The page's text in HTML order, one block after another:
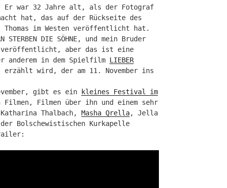
Er war 32 Jahre alt, als der Fotograf
hat, das auf der Rückseite des
Thomas im Westen veröffentlicht hat.
STERBEN DIE SÖHNE, und mein Bruder
veröffentlicht, aber das ist eine
anderem in dem Spielfilm LIEBER
erzählt wird, der am 11. November ins
gibt es ein
kleines Festival im
Filmen, Filmen über ihn und einem sehr
Katharina Thalbach,Masha Qrella, Jella
Bolschewistischen Kurkapelle